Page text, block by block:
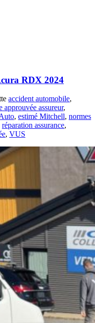
RDX 2024
accident automobile,
approuvée assureur,
, estimé Mitchell, normes
réparation assurance,
, VUS